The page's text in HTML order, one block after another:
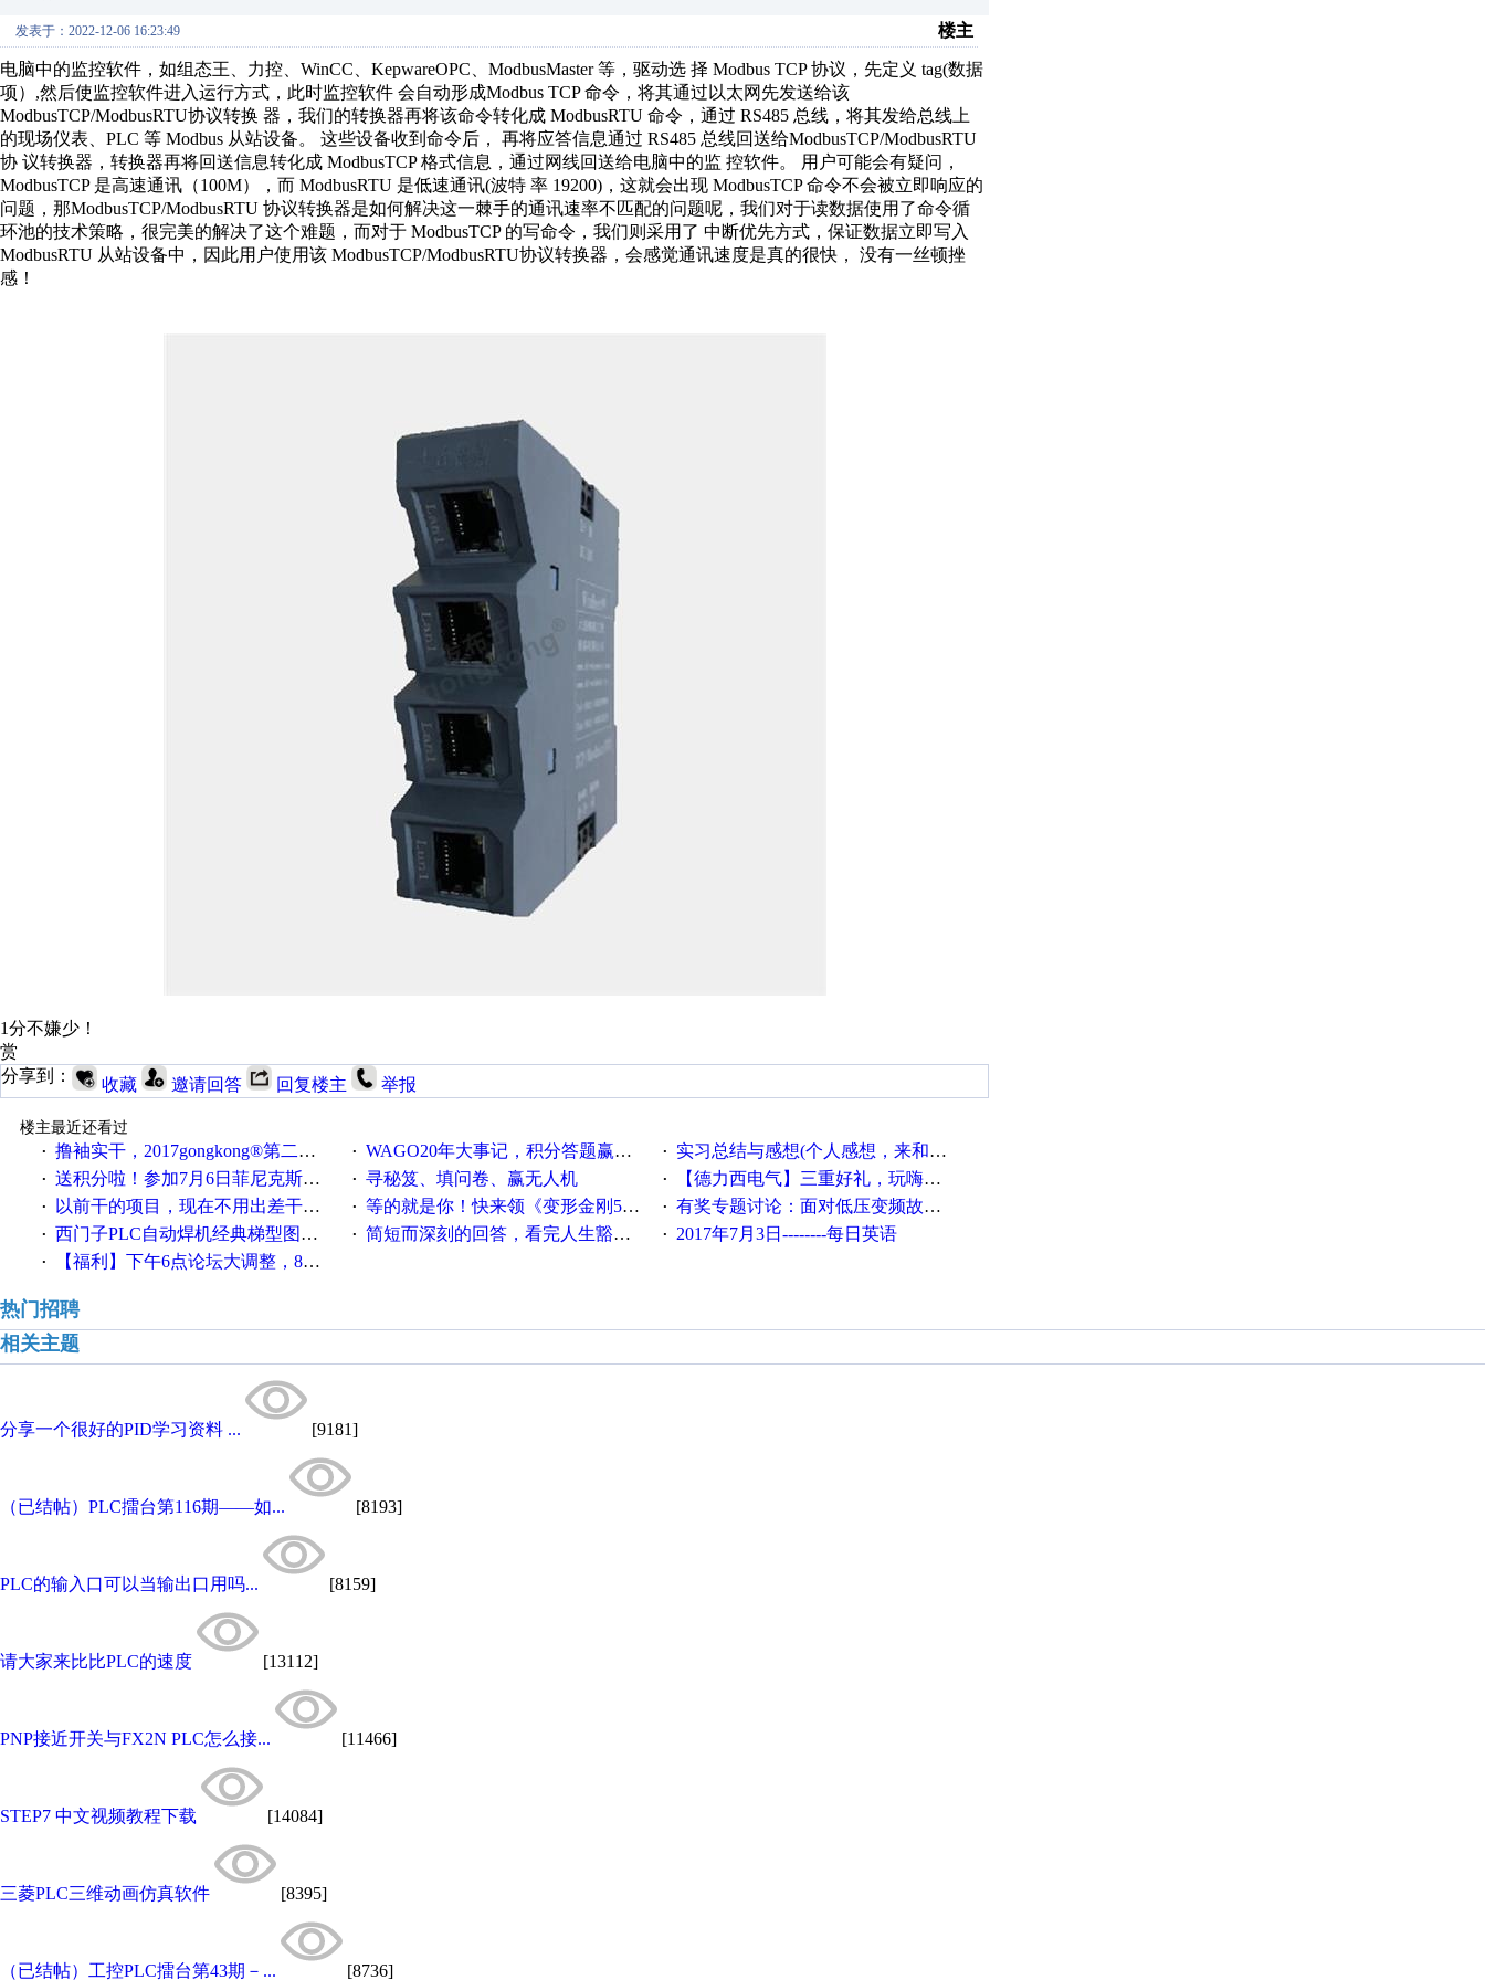
发表于：2022-12-06 16:23:49 楼主
电脑中的监控软件，如组态王、力控、WinCC、KepwareOPC、ModbusMaster 等，驱动选 择 Modbus TCP 协议，先定义 tag(数据
项）,然后使监控软件进入运行方式，此时监控软件 会自动形成Modbus TCP 命令，将其通过以太网先发送给该
ModbusTCP/ModbusRTU协议转换 器，我们的转换器再将该命令转化成 ModbusRTU 命令，通过 RS485 总线，将其发给总线上
的现场仪表、PLC 等 Modbus 从站设备。 这些设备收到命令后， 再将应答信息通过 RS485 总线回送给ModbusTCP/ModbusRTU
协 议转换器，转换器再将回送信息转化成 ModbusTCP 格式信息，通过网线回送给电脑中的监 控软件。 用户可能会有疑问，
ModbusTCP 是高速通讯（100M），而 ModbusRTU 是低速通讯(波特 率 19200)，这就会出现 ModbusTCP 命令不会被立即响应的
问题，那ModbusTCP/ModbusRTU 协议转换器是如何解决这一棘手的通讯速率不匹配的问题呢，我们对于读数据使用了命令循
环池的技术策略，很完美的解决了这个难题，而对于 ModbusTCP 的写命令，我们则采用了 中断优先方式，保证数据立即写入
ModbusRTU 从站设备中，因此用户使用该 ModbusTCP/ModbusRTU协议转换器，会感觉通讯速度是真的很快， 没有一丝顿挫
感！
1分不嫌少！
赏
分享到：
收藏 邀请回答 回复楼主 举报
楼主最近还看过
· 撸袖实干，2017gongkong®第二届智造工程师节正式起航！ · WAGO20年大事记，积分答题赢礼品！ · 实习总结与感想(个人感想，来和大家分享下，不喜勿喷,谢谢）
· 送积分啦！参加7月6日菲尼克斯在线研讨会即得 · 寻秘笈、填问卷、赢无人机 · 【德力西电气】三重好礼，玩嗨夏日！
· 以前干的项目，现在不用出差干项目了，好怀念 · 等的就是你！快来领《变形金刚5》观影券 · 有奖专题讨论：面对低压变频故障，老手是这样解决的！
· 西门子PLC自动焊机经典梯型图程序参考 · 简短而深刻的回答，看完人生豁然开朗 · 2017年7月3日--------每日英语
· 【福利】下午6点论坛大调整，8点服务器内存升级
热门招聘
相关主题
分享一个很好的PID学习资料 ... [9181]
（已结帖）PLC擂台第116期——如... [8193]
PLC的输入口可以当输出口用吗... [8159]
请大家来比比PLC的速度 [13112]
PNP接近开关与FX2N PLC怎么接... [11466]
STEP7 中文视频教程下载 [14084]
三菱PLC三维动画仿真软件 [8395]
（已结帖）工控PLC擂台第43期－... [8736]